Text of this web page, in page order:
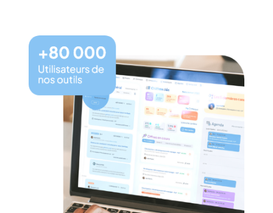
Multidiffusion
Multipliez vos chances de recruter des candidats
en utilisant la multidiffusion sur le logiciel de
recrutement Softy.